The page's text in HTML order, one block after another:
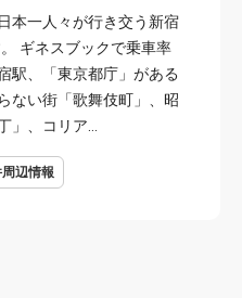
本一人々が行き交う新宿
ギネスブックで乗車率
駅、「東京都庁」がある
ない街「歌舞伎町」、昭
」、コリア…
辺情報